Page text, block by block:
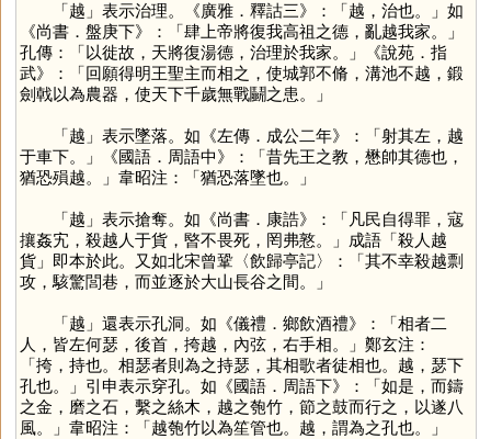
「越 」表示治理。《廣雅．釋詁三》：「越，治也。」如
《尚書．盤庚下》：「肆上帝將復我高祖之德，亂越我家。」
孔傳：「以徙故，天將復湯德，治理於我家。」《說苑．指
武》：「回願得明王聖主而相之，使城郭不脩，溝池不越，鍛
劍戟以為農器，使天下千歲無戰鬭之患。」
「越 」表示墜落。如《左傳．成公二年》：「射其左，越
于車下。」《國語．周語中》：「昔先王之教，懋帥其德也，
猶恐殞越。」韋昭注：「猶恐落墜也。」
「越 」表示搶奪。如《尚書．康誥》：「凡民自得罪，寇
攘姦宄，殺越人于貨，暋不畏死，罔弗憝。」成語「殺人越
貨」即本於此。又如北宋曾鞏〈飲歸亭記〉：「其不幸殺越剽
攻，駭驚閭巷，而並逐於大山長谷之間。」
「越 」還表示孔洞。如《儀禮．鄉飲酒禮》：「相者二
人，皆左何瑟，後首，挎越，內弦，右手相。」鄭玄注：
「挎，持也。相瑟者則為之持瑟，其相歌者徒相也。越，瑟下
孔也。」引申表示穿孔。如《國語．周語下》：「如是，而鑄
之金，磨之石，繫之絲木，越之匏竹，節之鼓而行之，以遂八
風。」韋昭注：「越匏竹以為笙管也。越，謂為之孔也。」